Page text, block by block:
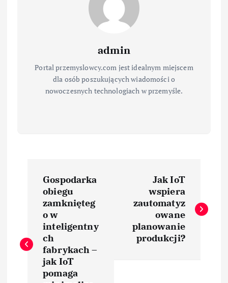
admin
Portal przemyslowcy.com jest idealnym miejscem
dla osób poszukujących wiadomości o
nowoczesnych technologiach w przemyśle.
i
Gospodarka
obiegu
zamknięteg
o w
inteligentny
ch
fabrykach –
jak IoT
pomaga
Jak IoT
wspiera
zautomatyz
owane
planowanie
produkcji?